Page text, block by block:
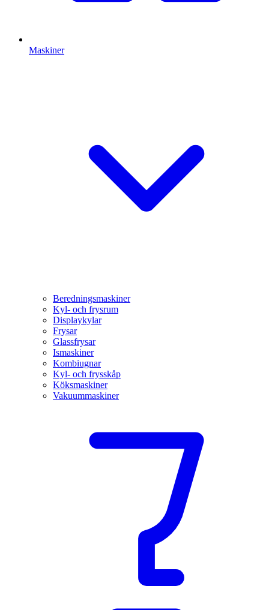
Maskiner
Beredningsmaskiner
Kyl- och frysrum
Displaykylar
Frysar
Glassfrysar
Ismaskiner
Kombiugnar
Kyl- och frysskåp
Köksmaskiner
Vakuummaskiner